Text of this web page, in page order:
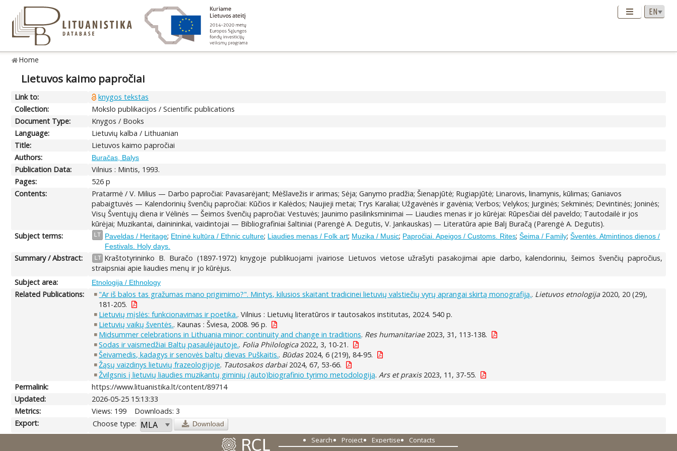
Home
Lietuvos kaimo papročiai
Link to:
knygos tekstas
Collection:
Mokslo publikacijos / Scientific publications
Document Type:
Knygos / Books
Language:
Lietuvių kalba / Lithuanian
Title:
Lietuvos kaimo papročiai
Authors:
Buračas, Balys
Publication Data:
Vilnius : Mintis, 1993.
Pages:
526 p
Contents:
Pratarmė / V. Milius — Darbo papročiai: Pavasarėjant; Mėšlavežis ir arimas; Sėja; Ganymo pradžia; Šienapjūtė; Rugiapjūtė; Linarovis, linamynis, kūlimas; Ganiavos
pabaigtuvės — Kalendorinių švenčių papročiai: Kūčios ir Kalėdos; Naujieji metai; Trys Karaliai; Užgavėnės ir gavėnia; Verbos; Velykos; Jurginės; Sekminės; Devintinės; Joninės;
Visų Šventųjų diena ir Vėlinės — Šeimos švenčių papročiai: Vestuvės; Jaunimo pasilinksminimai — Liaudies menas ir jo kūrėjai: Rūpesčiai dėl paveldo; Tautodailė ir jos
kūrėjai; Muzikantai, dainininkai, vaidintojai — Bibliografiniai šaltiniai (Parengė A. Degutis, V. Jankauskas) — Literatūra apie Balj Buračą (Parengė A. Degutis).
Subject terms:
LT Paveldas / Heritage; Etninė kultūra / Ethnic culture; Liaudies menas / Folk art; Muzika / Music; Papročiai. Apeigos / Customs. Rites;Šeima / Family;Šventės. Atmintinos dienos /
Festivals. Holy days.
Summary / Abstract: LT Kraštotyrininko B. Buračo (1897-1972) knygoje publikuojami įvairiose Lietuvos vietose užrašyti pasakojimai apie darbo, kalendoriniu, šeimos švenčių papročius,
straipsniai apie liaudies menų ir jo kūrėjus.
Subject area:
Etnologija / Ethnology
Related Publications: "Ar iš balos tas gražumas mano prigimimo?". Mintys, kilusios skaitant tradicinei lietuvių valstiečių vyrų aprangai skirtą monografiją.. Lietuvos etnologija2020, 20 (29),
181-205.
Lietuvių mįslės: funkcionavimas ir poetika.. Vilnius : Lietuvių literatūros ir tautosakos institutas, 2024. 540 p.
Lietuvių vaikų šventės.. Kaunas : Šviesa, 2008. 96 p.
Midsummer celebrations in Lithuania minor: continuity and change in traditions. Res humanitariae2023, 31, 113-138.
Sodas ir vaismedžiai Baltų pasaulėjautoje.. Folia Philologica2022, 3, 10-21.
Šeivamedis, kadagys ir senovės baltų dievas Puškaitis.. Būdas2024, 6 (219), 84-95.
Žąsų vaizdinys lietuvių frazeologijoje. Tautosakos darbai2024, 67, 53-66.
Žvilgsnis į lietuvių liaudies muzikantų giminių (auto)biografinio tyrimo metodologiją. Ars et praxis2023, 11, 37-55.
Permalink:
https://www.lituanistika.lt/content/89714
Updated:
2026-05-25 15:13:33
Metrics:
Views: 199
Downloads: 3
Export:
Choose type: Download
Search Project Expertise
Contacts